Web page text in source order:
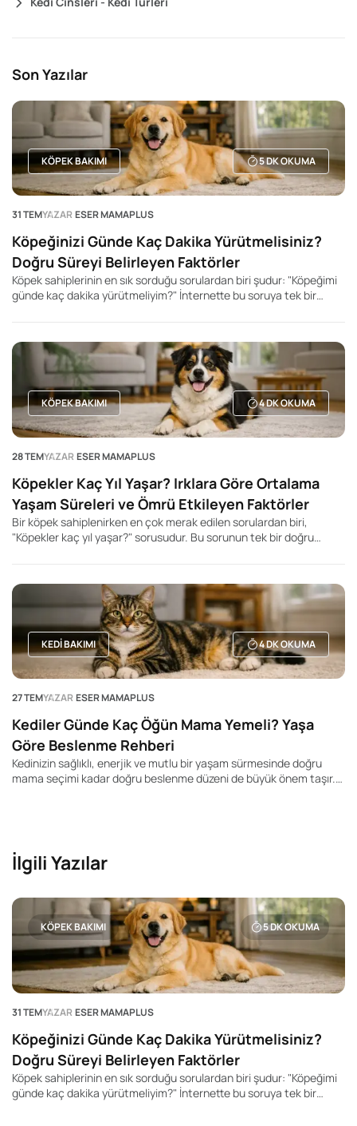
Son Yazılar
KÖPEK BAKIMI 5DK OKUMA
31 TEMYAZAR ESER MAMAPLUS
Köpeğinizi Günde Kaç Dakika Yürütmelisiniz?
Doğru Süreyi Belirleyen Faktörler
Köpek sahiplerinin en sık sorduğu sorulardan biri şudur: "Köpeğimi
günde kaç dakika yürütmeliyim?" İnternette bu soruya tek bir
köpek için geçerli tek bir yürüyüş süresi yoktur.
KÖPEK BAKIMI 4DK OKUMA
28 TEMYAZAR ESER MAMAPLUS
Köpekler Kaç Yıl Yaşar? Irklara Göre Ortalama
Yaşam Süreleri ve Ömrü Etkileyen Faktörler
Bir köpek sahiplenirken en çok merak edilen sorulardan biri,
"Köpekler kaç yıl yaşar?" sorusudur. Bu sorunun tek bir doğru
önemli ölçüde etkileyebilir. Genel olarak küçük ırk köpeklerin daha
uzun yaşadığı, büyük ve dev ırkların ise daha kısa yaşam sürelerine
sahip olduğu bilinir. Ancak bu durum kesin bir kural değildir. Aynı
ırka mensup iki köpek bile tamamen farklı yaşam sürelerine sahip
olabilir.KEDI BAKIMI 4DK OKUMA
27 TEMYAZAR ESER MAMAPLUS
Kediler Günde Kaç Öğün Mama Yemeli? Yaşa
Göre Beslenme Rehberi
Kedinizin sağlıklı, enerjik ve mutlu bir yaşam sürmesinde doğru
mama seçimi kadar doğru beslenme düzeni de büyük önem taşır.
İlgili Yazılar
KÖPEK BAKIMI 5DK OKUMA
31 TEMYAZAR ESER MAMAPLUS
Köpeğinizi Günde Kaç Dakika Yürütmelisiniz?
Doğru Süreyi Belirleyen Faktörler
Köpek sahiplerinin en sık sorduğu sorulardan biri şudur: "Köpeğimi
günde kaç dakika yürütmeliyim?" İnternette bu soruya tek bir